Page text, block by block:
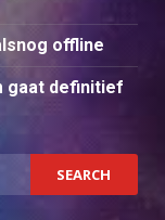
offline
gaat definitief